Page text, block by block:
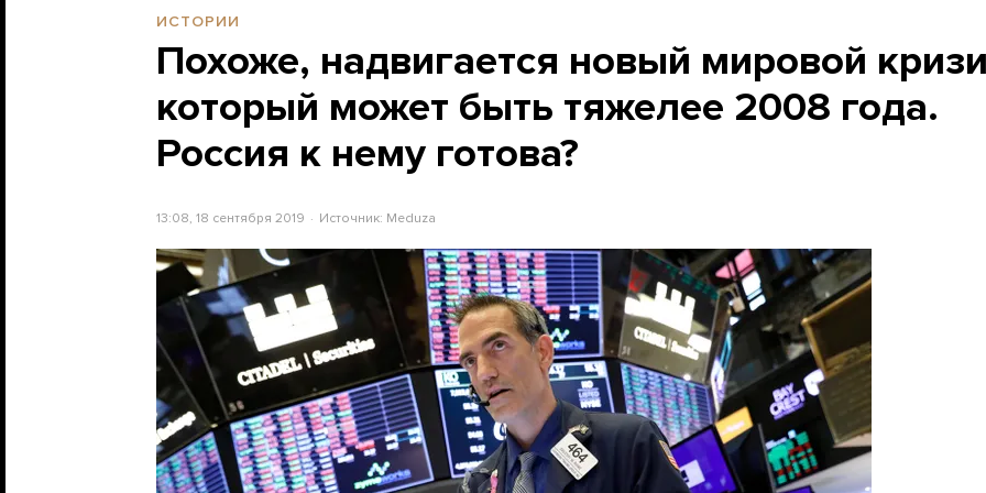
ИСТОРИИ
Похоже, надвигается новый мировой
который может быть тяжелее 2008 года.
Россия к нему готова?
13:08, 18 сентября 2019 Источник: Meduza